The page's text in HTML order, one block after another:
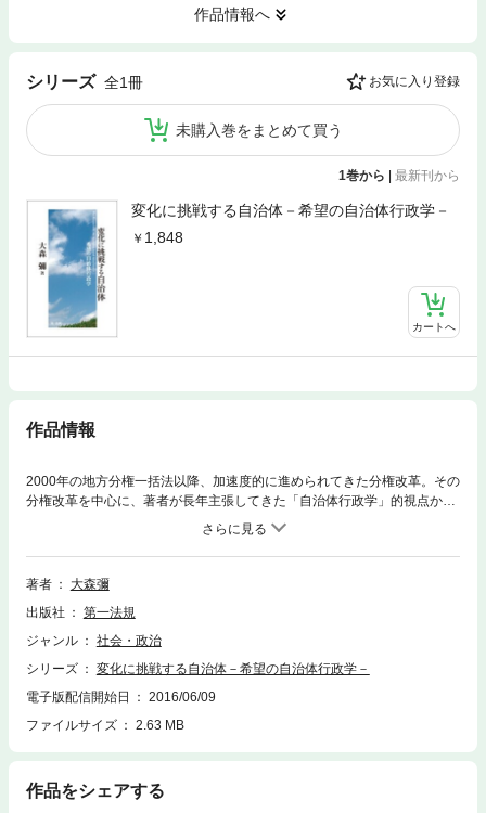
作品情報へ
シリーズ 全1冊 お気に入り登録
未購入巻をまとめて買う
1巻から 最新刊から
変化に挑戦する自治体－希望の自治体行政学－
1,848
カートへ
作品情報
2000年の地方分権一括法以降、加速度的に進められてきた分権改革。その
分権改革を中心に、著者が長年主張してきた「自治体行政学」的視点か
ら、自治体・自治体職員・地方議会議員等について論じた一冊。
著者
大森彌
出版社
第一法規
ジャンル
社会・政治
シリーズ
変化に挑戦する自治体－希望の自治体行政学－
電子版配信開始日
2016/06/09
ファイルサイズ
2.63 MB
作品をシェアする